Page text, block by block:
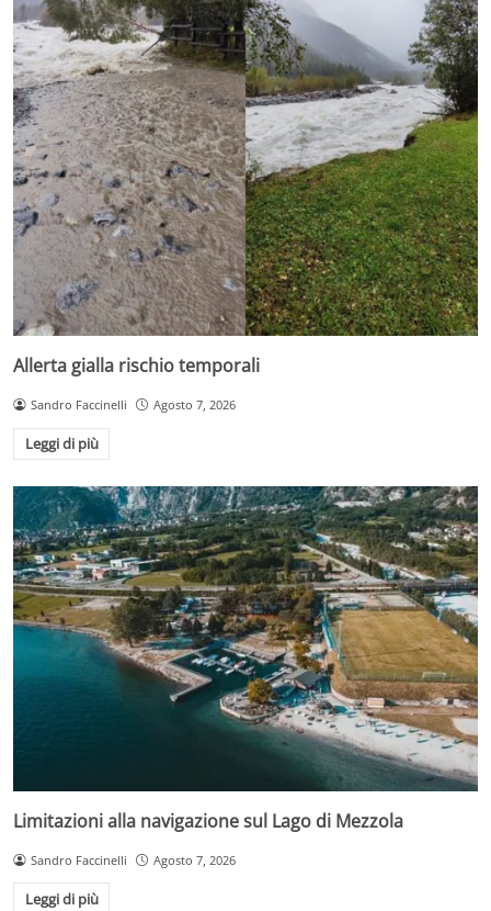
Allerta gialla rischio temporali
Sandro Faccinelli Agosto 7, 2026
Leggi di più
Limitazioni alla navigazione sul Lago di Mezzola
Sandro Faccinelli Agosto 7, 2026
Leggi di più